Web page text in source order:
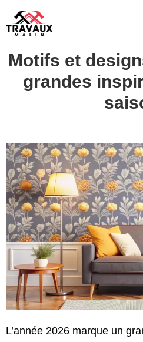
Motifs et
grandes
L’année 2026 marque un